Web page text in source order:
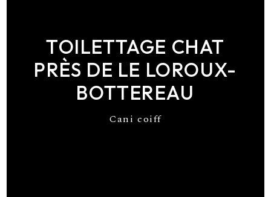
TOILETTAGE CHAT
PRÈS DE LE LOROUX-
BOTTEREAU
Cani coiff